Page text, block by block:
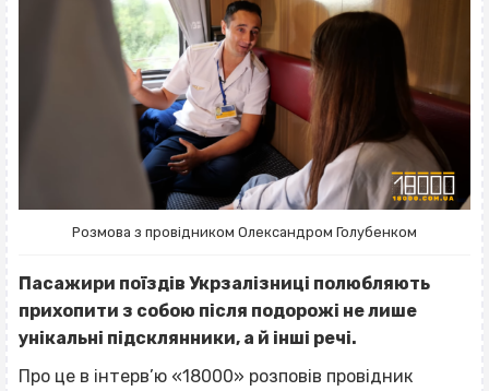
Розмова з провідником Олександром Голубенком
Пасажири поїздів Укрзалізниці полюбляють
прихопити з собою після подорожі не лише
унікальні підсклянники, а й інші речі.
Про це в інтерв’ю «18000» розповів провідник